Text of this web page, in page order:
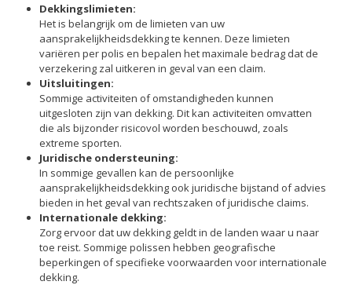
Dekkingslimieten:
Het is belangrijk om de limieten van uw
aansprakelijkheidsdekking te kennen. Deze limieten
variëren per polis en bepalen het maximale bedrag dat de
verzekering zal uitkeren in geval van een claim.
Uitsluitingen:
Sommige activiteiten of omstandigheden kunnen
uitgesloten zijn van dekking. Dit kan activiteiten omvatten
die als bijzonder risicovol worden beschouwd, zoals
extreme sporten.
Juridische ondersteuning:
In sommige gevallen kan de persoonlijke
aansprakelijkheidsdekking ook juridische bijstand of advies
bieden in het geval van rechtszaken of juridische claims.
Internationale dekking:
Zorg ervoor dat uw dekking geldt in de landen waar u naar
toe reist. Sommige polissen hebben geografische
beperkingen of specifieke voorwaarden voor internationale
dekking.